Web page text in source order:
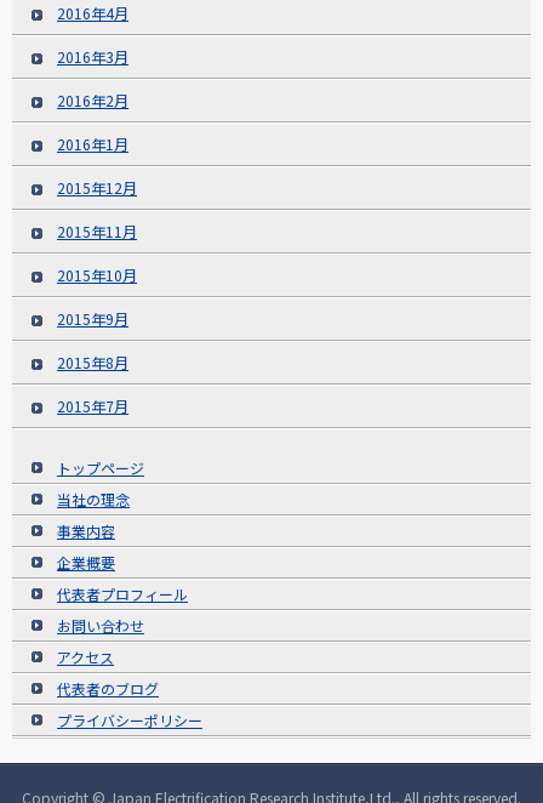
2016年4月
2016年3月
2016年2月
2016年1月
2015年12月
2015年11月
2015年10月
2015年9月
2015年8月
2015年7月
トップページ
当社の理念
事業内容
企業概要
代表者プロフィール
お問い合わせ
アクセス
代表者のブログ
プライバシーポリシー
Copyright © Japan Electrification Research Institute,Ltd., All rights reserved.